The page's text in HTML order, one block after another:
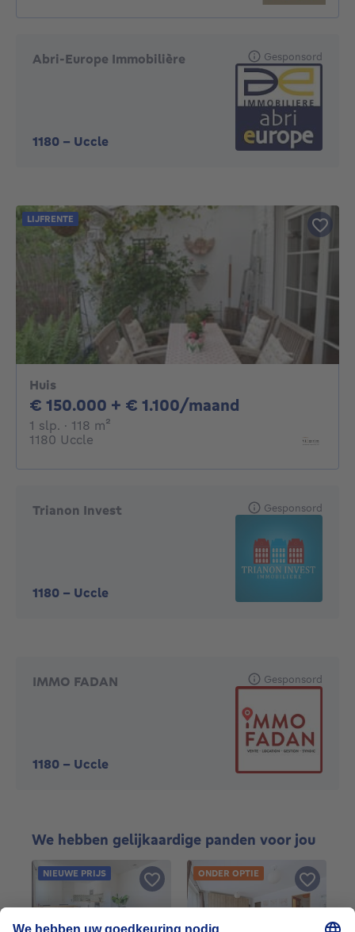
Abri-Europe Immobilière
1180 - Uccle
Gesponsord
Huis
€ 150.000 + € 1.100/maand
1 slp. 1 slaapkamer
· 118 m²
1180 Uccle
LIJFRENTE
Trianon Invest
1180 - Uccle
Gesponsord
IMMO FADAN
1180 - Uccle
Gesponsord
We hebben gelijkaardige panden voor jou
NIEUWE PRIJS ONDER OPTIE